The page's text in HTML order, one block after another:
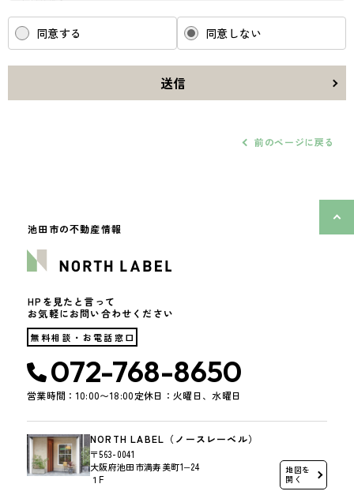
当社は、これらのお客さまの個人情報（以下「お客さま情報」といいま
す。）の適正な保護を重大な責務と認識し、この責務を果たすために、
次の方針の下でお客さま情報を取り扱います。
(1) お客さま情報に適用される個人情報の保護に関する法律その他の関
係法令を遵守し、適切に取り扱います。また、適宜取扱いの改善に努め
(3) お客さま情報の収集に際しては、利用目的を特定して通知または公
削除、利用停止の依頼を所定の窓口でお受けして、誠意をもって対応い
たします。
具体的には、以下の内容に従ってお客さま情報の取り扱いをいたしま
す。
3．お客様の情報の利用目的
当社は、不動産についてのサービスをお客さまにご利用いただくにあた
り、各種の申込みの受付、訪問、提案、見積、各種の工事やサービス提
て、お客さまの個人情報（お客さまの電子メールアドレス、氏名、住
所、電話番号等）を取得いたしますが、これらの個人情報は下記の目的
に利用させていただきます。
(1) 不動産についてのサービスの提供
(2) 不動産についてのサービスのアフターサービスの提供
(3) 不動産についてのサービスのお知らせ・ＰＲ、調査・データ集積、
研究開発
(4) ウェブサイトシステム管理会社（以下「サイト管理会社」といいま
同意する 同意しない
送信
前のページに戻る
池田市の不動産情報
HPを見たと言って
お気軽にお問い合わせください
無料相談・お電話窓口
072-768-8650
営業時間：10:00〜18:00定休日：火曜日、水曜日
NORTH LABEL（ノースレーベル）
〒563-0041
大阪府池田市満寿美町1−24
１F
地図を
開く